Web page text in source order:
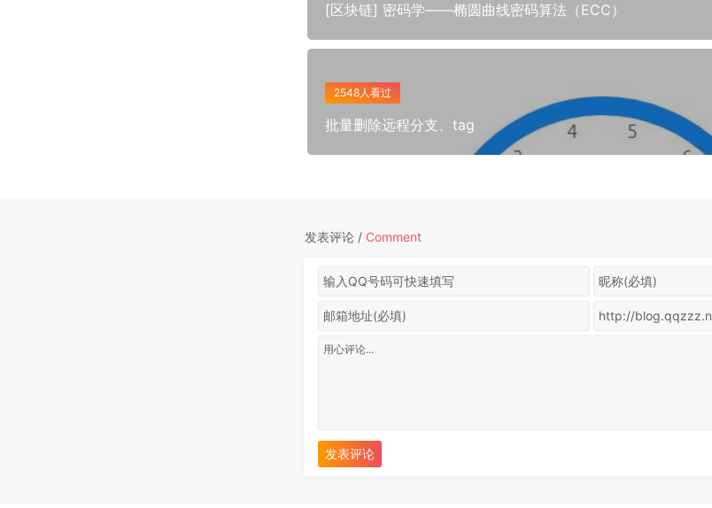
[区块链] 密码学——椭圆曲线密码算法（ECC）
2548人看过
批量删除远程分支、tag
发表评论 / Comment
发表评论